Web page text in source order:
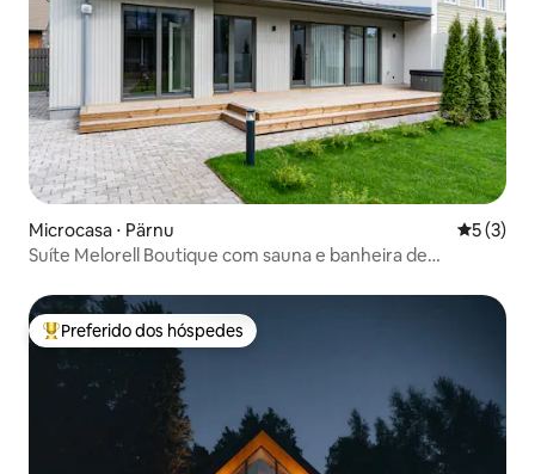
Microcasa ⋅ Pärnu 5 de
5 (3)
Suíte Melorell Boutique com sauna e banheira de
Entre os melhores preferidos dos hóspedes
Preferido dos hóspedes